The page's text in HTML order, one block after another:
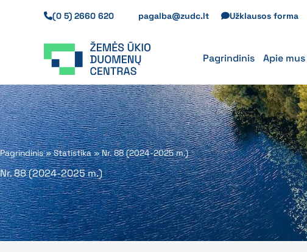
(0 5) 2660 620 pagalba@zudc.lt Užklausos forma
Pagrindinis Apie mus
Pagrindinis»Statistika»Nr. 88 (2024-2025 m.)
Nr. 88 (2024-2025 m.)